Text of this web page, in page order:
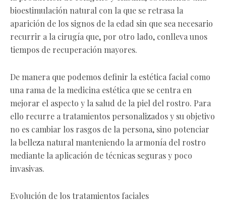
bioestimulación natural con la que se retrasa la
aparición de los signos de la edad sin que sea necesario
recurrir a la cirugía que, por otro lado, conlleva unos
tiempos de recuperación mayores.
De manera que podemos definir la estética facial como
una rama de la medicina estética que se centra en
mejorar el aspecto y la salud de la piel del rostro. Para
ello recurre a tratamientos personalizados y su objetivo
no es cambiar los rasgos de la persona, sino potenciar
la belleza natural manteniendo la armonía del rostro
mediante la aplicación de técnicas seguras y poco
invasivas.
Evolución de los tratamientos faciales